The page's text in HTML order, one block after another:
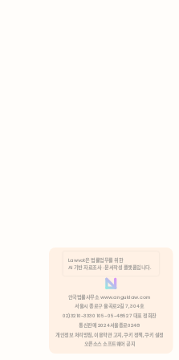
분석 쿠키 허용
Lawvot은 법률업무를 위한
AI 기반 자료조사 · 문서작성 플랫폼입니다.
안국법률사무소 www.anguklaw.com
서울시 종로구 율곡로2길 7, 304호
02)3210-3330 105-05-48527 대표 정희찬
통신판매 2024서울종로0248
개인정보 처리방침, 이용약관 고지, 쿠키 정책, 쿠키 설정
오픈소스 소프트웨어 공지